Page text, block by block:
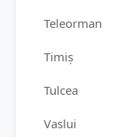
Teleorman
Timiș
Tulcea
Vaslui